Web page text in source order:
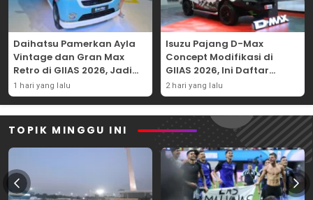
Daihatsu Pamerkan Ayla
Vintage dan Gran Max
Retro di GIIAS 2026, Jadi
Hadiah Undian
1 hari yang lalu
Isuzu Pajang D-Max
Concept Modifikasi di
GIIAS 2026, Ini Daftar
Ubahannya
2 hari yang lalu
TOPIK MINGGU INI